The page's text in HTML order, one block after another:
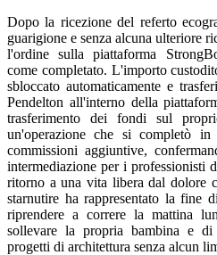
Dopo la ricezione del referto
guarigione e senza alcuna ulteriore
l'ordine sulla piattaforma
come completato. L'importo
sbloccato automaticamente e
Pendelton all'interno della
trasferimento dei fondi sul
un'operazione che si completò
commissioni aggiuntive,
intermediazione per i professionisti
ritorno a una vita libera dal dolore
starnutire ha rappresentato la fine
riprendere a correre la mattina
sollevare la propria bambina e di
progetti di architettura senza alcun